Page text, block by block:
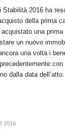
Stabilità 2016 ha
della prima
una
un nuovo
una volta i
dalla data dell’atto.
2016